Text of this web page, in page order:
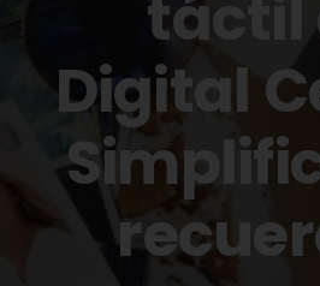
Ayuda
Vídeos
táctil
Digital